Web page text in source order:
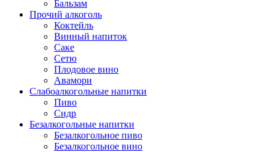
Бальзам
Прочий алкоголь
Коктейль
Винный напиток
Саке
Сетю
Плодовое вино
Авамори
Слабоалкогольные напитки
Пиво
Сидр
Безалкогольные напитки
Безалкогольное пиво
Безалкогольное вино